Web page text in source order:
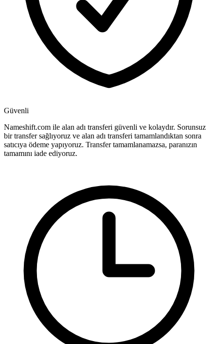
Güvenli
Nameshift.com ile alan adı transferi güvenli ve kolaydır. Sorunsuz
bir transfer sağlıyoruz ve alan adı transferi tamamlandıktan sonra
satıcıya ödeme yapıyoruz. Transfer tamamlanamazsa, paranızın
tamamını iade ediyoruz.